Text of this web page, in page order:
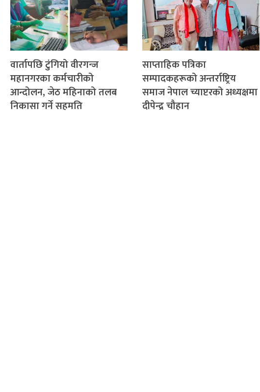
वार्तापछि टुंगियो वीरगन्ज
महानगरका कर्मचारीको
आन्दोलन, जेठ महिनाको तलब
निकासा गर्ने सहमति
साप्ताहिक पत्रिका
सम्पादकहरूको अन्तर्राष्ट्रिय
समाज नेपाल च्याप्टरको अध्यक्षमा
दीपेन्द्र चौहान